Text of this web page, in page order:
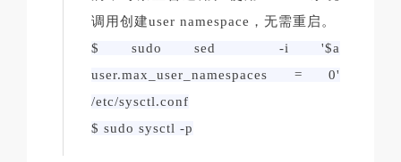
调用创建user namespace，无需重启。
$ sudo sed -i '$a
user.max_user_namespaces = 0'
/etc/sysctl.conf
$ sudo sysctl -p